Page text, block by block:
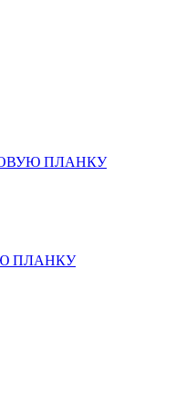
ПЛАНКУ
ПЛАНКУ